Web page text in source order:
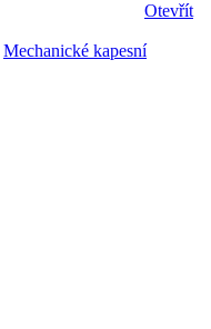
Otevřít
Mechanické kapesní